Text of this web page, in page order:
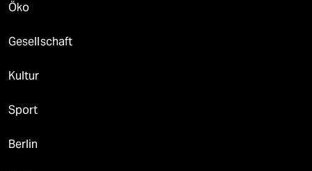
Öko
Gesellschaft
Kultur
Sport
Berlin